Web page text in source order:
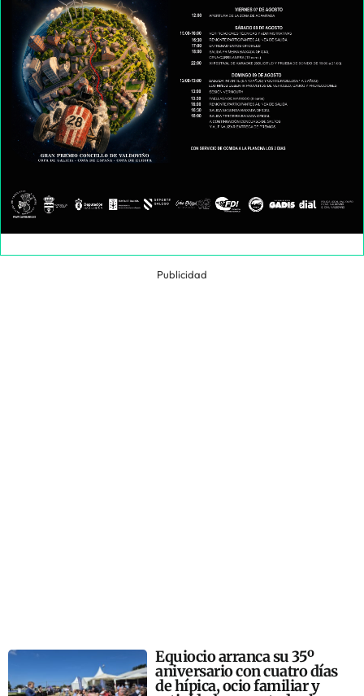
Publicidad
Equiocio arranca su 35º
aniversario con cuatro días
de hípica, ocio familiar y